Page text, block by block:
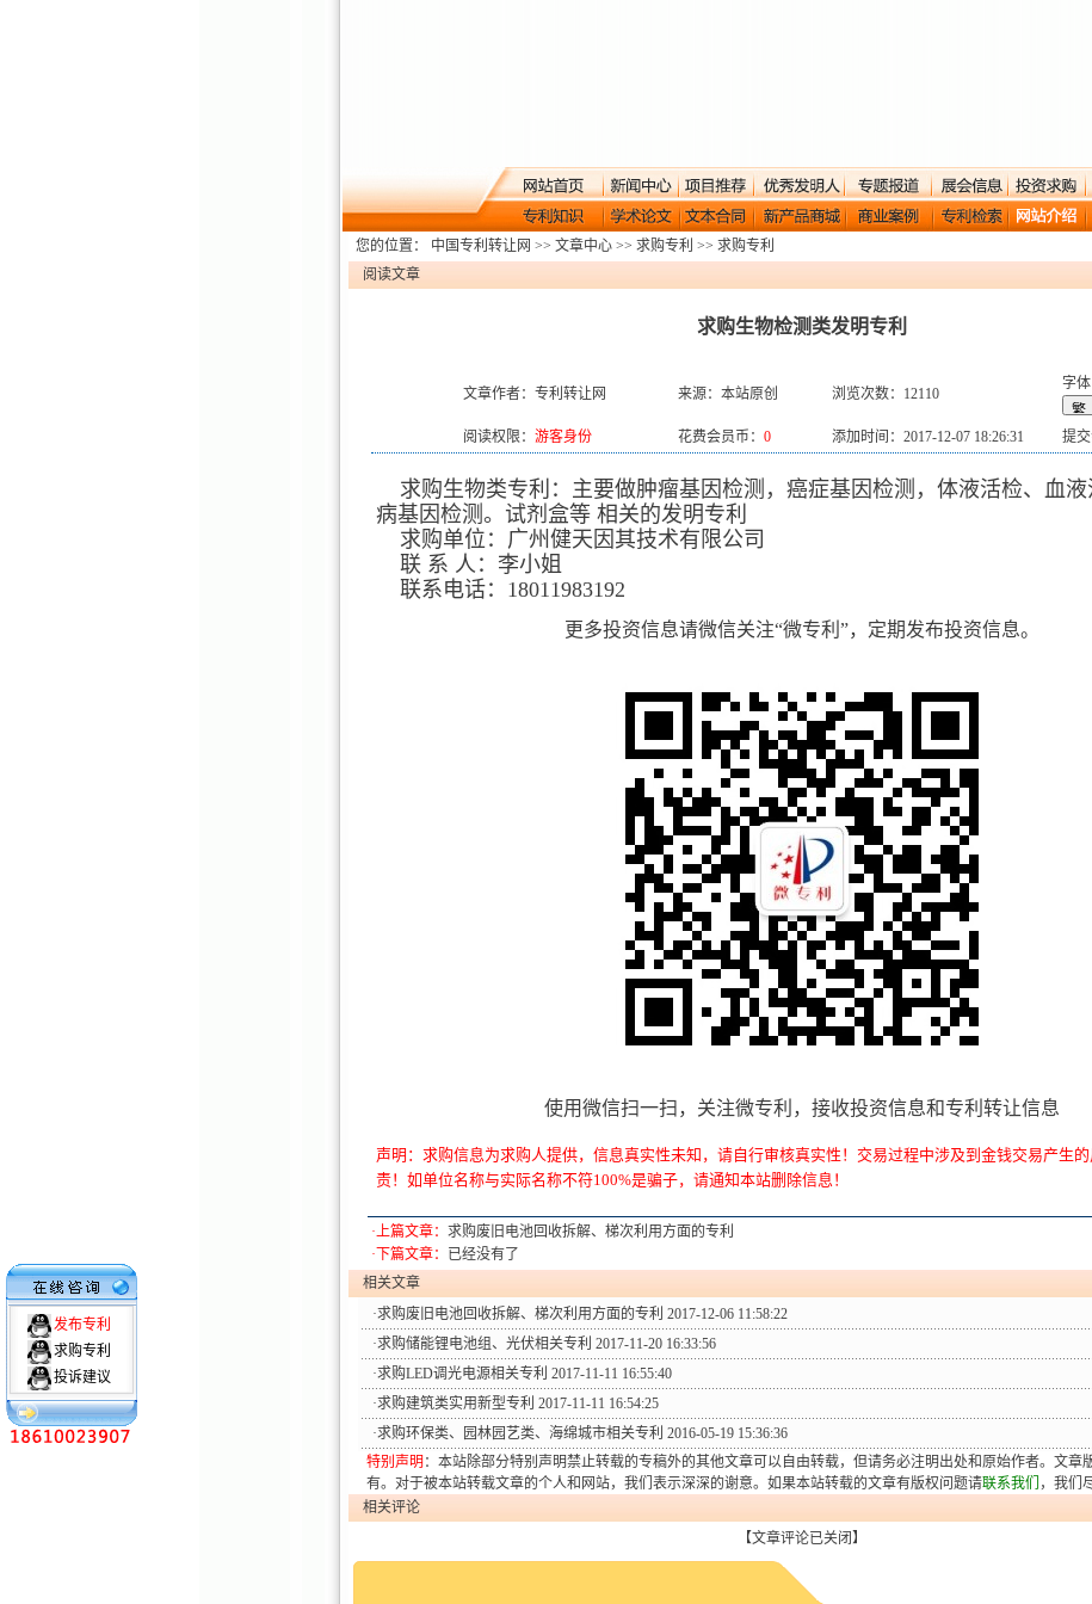
发布专利
求购专利
投诉建议
您的位置： 中国专利转让网 >> 文章中心 >> 求购专利 >> 求购专利
阅读文章
求购生物检测类发明专利
文章作者：专利转让网 来源：本站原创 浏览次数：12110
字体
阅读权限： 游客身份 花费会员币： 0 添加时间：2017-12-07 18:26:31 提
求购生物类专利：主要做肿瘤基因检测，癌症基因检测，体液活检、血
病基因检测。试剂盒等 相关的发明专利
求购单位：广州健天因其技术有限公司
联 系 人：李小姐
联系电话：18011983192
更多投资信息请微信关注“微专利”，定期发布投资信息。
使用微信扫一扫，关注微专利，接收投资信息和专利转让信息
声明：求购信息为求购人提供，信息真实性未知，请自行审核真实性！交易过程中涉及到金钱交易产生
责！如单位名称与实际名称不符100%是骗子，请通知本站删除信息！
·上篇文章： 求购废旧电池回收拆解、梯次利用方面的专利
·下篇文章：
已经没有了
相关文章
·求购废旧电池回收拆解、梯次利用方面的专利 2017-12-06 11:58:22
·求购储能锂电池组、光伏相关专利 2017-11-20 16:33:56
·求购LED调光电源相关专利 2017-11-11 16:55:40
·求购建筑类实用新型专利 2017-11-11 16:54:25
·求购环保类、园林园艺类、海绵城市相关专利 2016-05-19 15:36:36
特别声明 ：本站除部分特别声明禁止转载的专稿外的其他文章可以自由转载，但请务必注明出处和原始作者。文章
有。对于被本站转载文章的个人和网站，我们表示深深的谢意。如果本站转载的文章有版权问题请联系我们 ，我们
相关评论
【文章评论已关闭】